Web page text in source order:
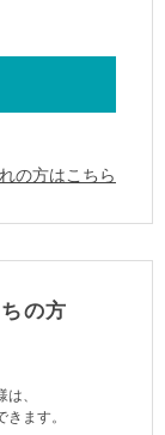
の方はこちら
の方
、
ます。